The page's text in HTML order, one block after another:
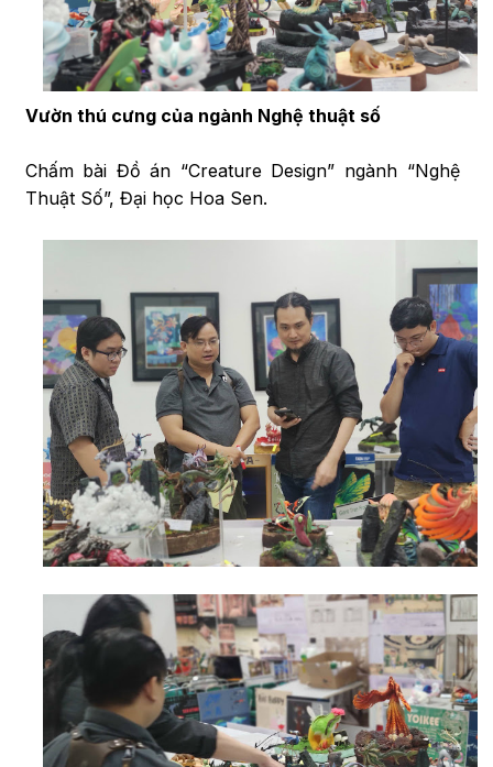
Vườn thú cưng của ngành Nghệ thuật số
Chấm bài Đồ án “Creature Design” ngành “Nghệ
Thuật Số”, Đại học Hoa Sen.